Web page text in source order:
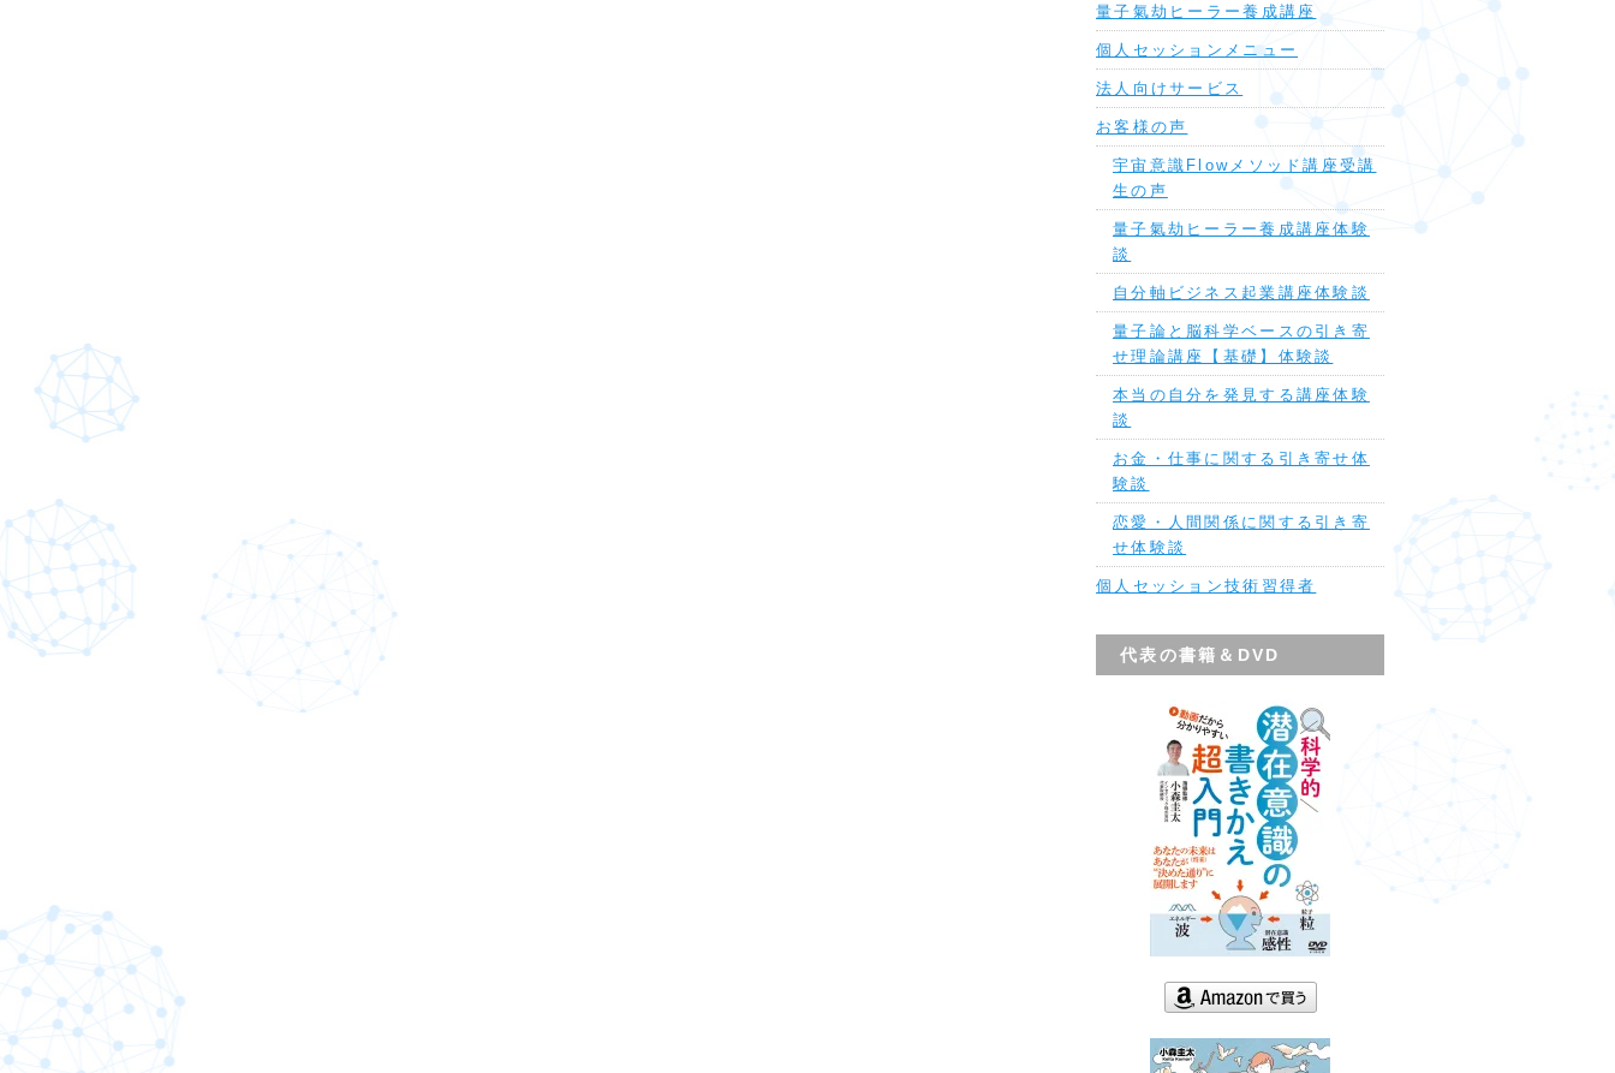
量子氣劫ヒーラー養成講座
個人セッションメニュー
法人向けサービス
お客様の声
宇宙意識Flowメソッド講座受講
生の声
量子氣劫ヒーラー養成講座体験
談
自分軸ビジネス起業講座体験談
量子論と脳科学ベースの引き寄
せ理論講座【基礎】体験談
本当の自分を発見する講座体験
談
お金・仕事に関する引き寄せ体
験談
恋愛・人間関係に関する引き寄
せ体験談
個人セッション技術習得者
代表の書籍＆DVD